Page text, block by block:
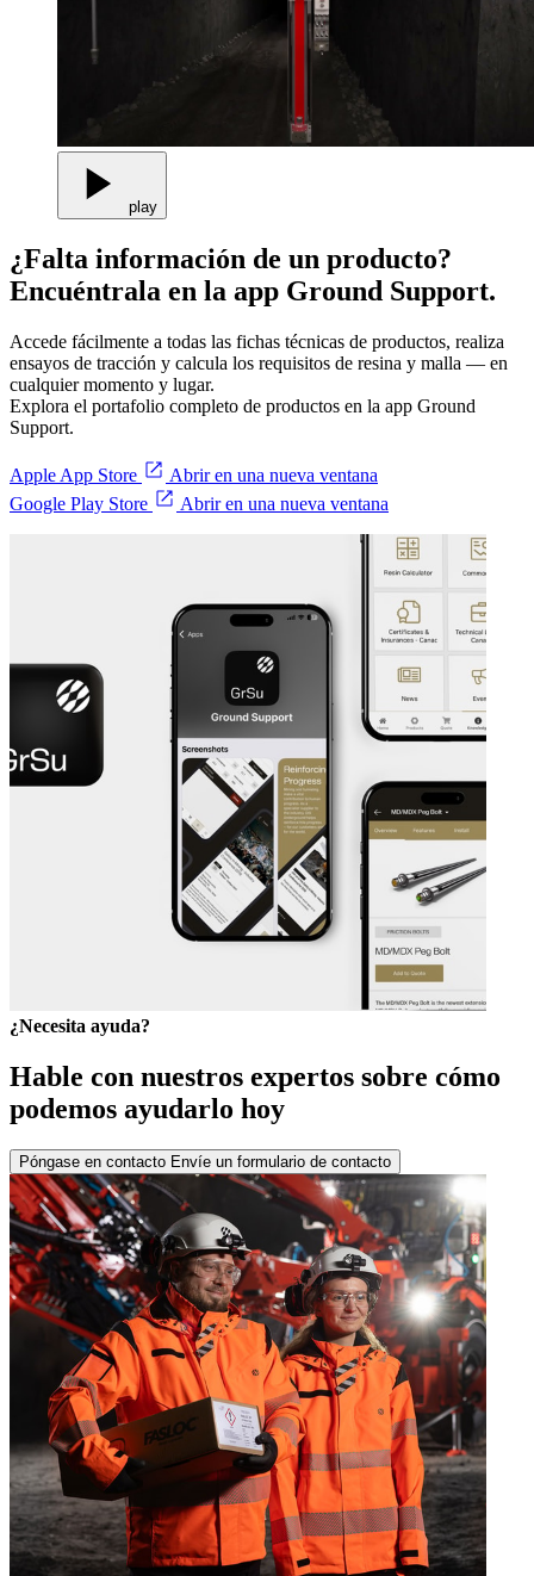
play
¿Falta información de un producto?
Encuéntrala en la app Ground Support.
Accede fácilmente a todas las fichas técnicas de productos, realiza
ensayos de tracción y calcula los requisitos de resina y malla — en
cualquier momento y lugar.
Explora el portafolio completo de productos en la app Ground
Support.
Apple App Store
Abrir en una nueva ventana
Google Play Store
Abrir en una nueva ventana
¿Necesita ayuda?
Hable con nuestros expertos sobre cómo
podemos ayudarlo hoy
Póngase en contacto Envíe un formulario de contacto